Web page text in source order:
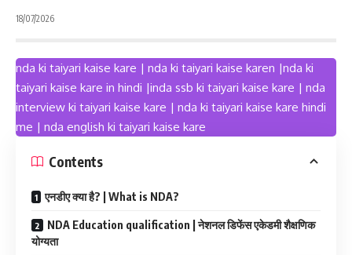
18/07/2026
nda ki taiyari kaise kare | nda ki taiyari kaise karen |nda ki
taiyari kaise kare in hindi |inda ssb ki taiyari kaise kare | nda
interview ki taiyari kaise kare | nda ki taiyari kaise kare hindi
me | nda english ki taiyari kaise kare
Contents
एनडीए क्या है? | What is NDA?
NDA Education qualification | नेशनल डिफेंस एकेडमी शैक्षणिक
योग्यता